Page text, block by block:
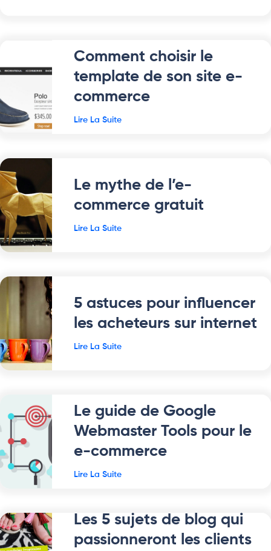
Comment choisir le
template de son site e-
commerce
Lire La Suite
Le mythe de l’e-
commerce gratuit
Lire La Suite
5 astuces pour influencer
les acheteurs sur internet
Lire La Suite
Le guide de Google
Webmaster Tools pour le
e-commerce
Lire La Suite
Les 5 sujets de blog qui
passionneront les clients